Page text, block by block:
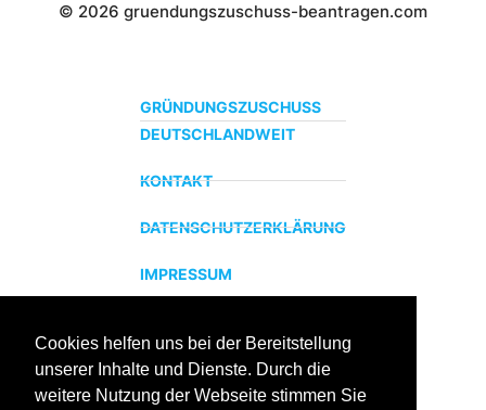
Cookies helfen uns bei der Bereitstellung
unserer Inhalte und Dienste. Durch die
weitere Nutzung der Webseite stimmen Sie
© 2026 gruendungszuschuss-beantragen.com
GRÜNDUNGSZUSCHUSS
DEUTSCHLANDWEIT
KONTAKT
DATENSCHUTZERKLÄRUNG
IMPRESSUM
ZERTIFIZIERTER BILDUNGSTRÄGER
Profitieren sie jetzt von unserer über 15 jährigen